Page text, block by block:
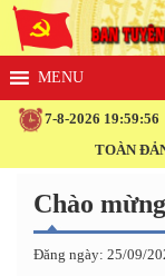
7-8-2026 19:59:57
TOÀN
Chào
Đăng ngày: 25/09/